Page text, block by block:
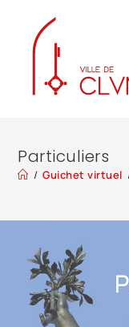
Particuliers
/ Guichet virtuel